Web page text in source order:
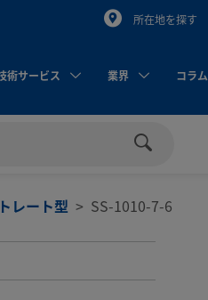
所在地を探す
術サービス 業界 コラム
レート型 SS-1010-7-6